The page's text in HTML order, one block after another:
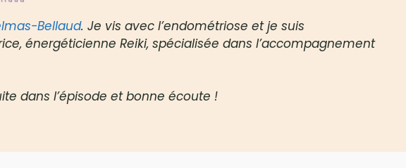
Bellaud. Je vis avec l’endométriose et je suis
énergéticienne Reiki, spécialisée dans l’accompagnement
dans l’épisode et bonne écoute !